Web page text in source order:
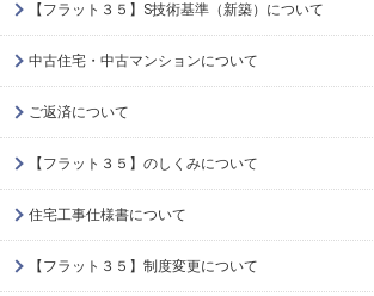
【フラット３５】S技術基準（新築）について
中古住宅・中古マンションについて
ご返済について
【フラット３５】のしくみについて
住宅工事仕様書について
【フラット３５】制度変更について